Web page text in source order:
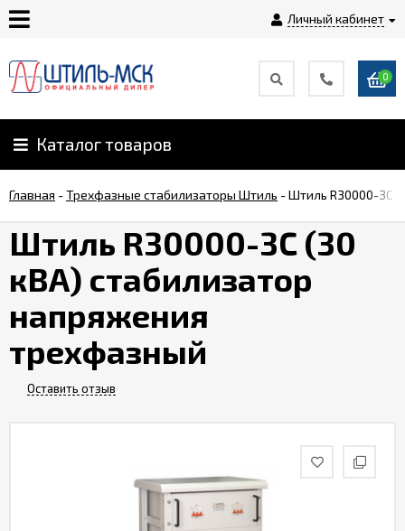
Личный кабинет
Главная
О
Оплата
Монтаж
0
Каталог товаров
Главная -Трехфазные стабилизаторы Штиль -Штиль R30000-3C
Штиль R30000-3C (30
кВА) стабилизатор
напряжения
трехфазный
Оставить отзыв